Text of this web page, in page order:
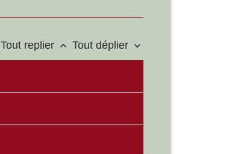
Tout replier keyboard_arrow_up Tout déplier keyboard_arrow_down